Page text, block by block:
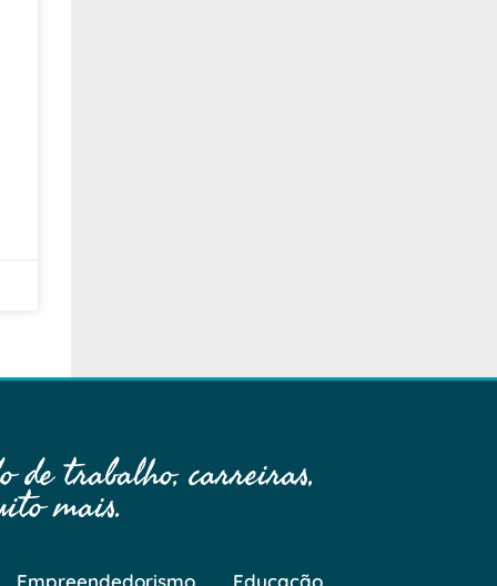
de trabalho, carreiras,
mais.
Empreendedorismo Educação